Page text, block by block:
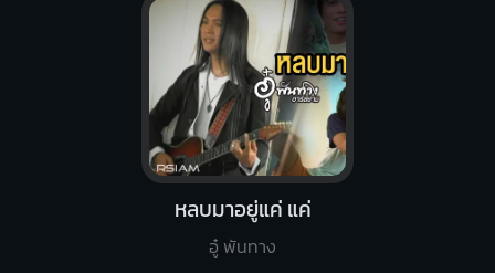
หลบมาอยู่แค่ แค่
อู๋ พันทาง